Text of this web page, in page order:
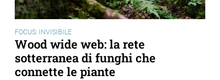
FOCUS: INVISIBILE
Wood wide web: la rete
sotterranea di funghi che
connette le piante